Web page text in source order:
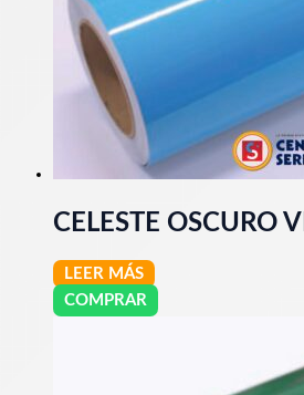
CELESTE OSCURO
LEER MÁS
COMPRAR